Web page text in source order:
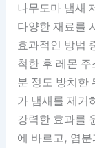
나무도마 냄새
다양한 재료를
효과적인 방법
척한 후 레몬
분 정도 방치한
가 냄새를 제거
강력한 효과를
에 바르고, 염